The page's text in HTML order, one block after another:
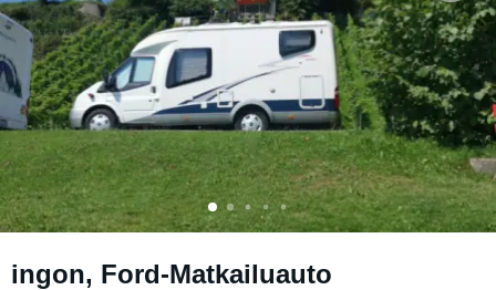
ingon, Ford-Matkailuauto